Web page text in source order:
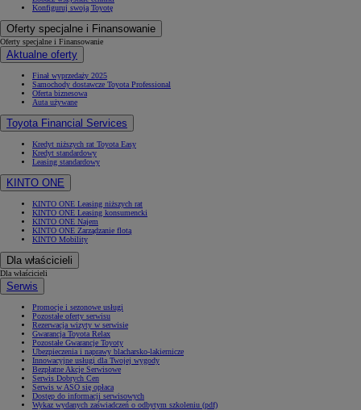
Konfiguruj swoją Toyotę
Oferty specjalne i Finansowanie
Oferty specjalne i Finansowanie
Aktualne oferty
Finał wyprzedaży 2025
Samochody dostawcze Toyota Professional
Oferta biznesowa
Auta używane
Toyota Financial Services
Kredyt niższych rat Toyota Easy
Kredyt standardowy
Leasing standardowy
KINTO ONE
KINTO ONE Leasing niższych rat
KINTO ONE Leasing konsumencki
KINTO ONE Najem
KINTO ONE Zarządzanie flotą
KINTO Mobility
Dla właścicieli
Dla właścicieli
Serwis
Promocje i sezonowe usługi
Pozostałe oferty serwisu
Rezerwacja wizyty w serwisie
Gwarancja Toyota Relax
Pozostałe Gwarancje Toyoty
Ubezpieczenia i naprawy blacharsko-lakiernicze
Innowacyjne usługi dla Twojej wygody
Bezpłatne Akcje Serwisowe
Serwis Dobrych Cen
Serwis w ASO się opłaca
Dostęp do informacji serwisowych
Wykaz wydanych zaświadczeń o odbytym szkoleniu (pdf)